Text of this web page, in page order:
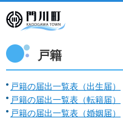
戸籍
戸籍の届出一覧表（出生届）
戸籍の届出一覧表（転籍届）
戸籍の届出一覧表（婚姻届）